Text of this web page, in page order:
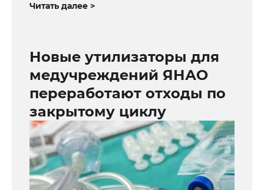
Читать далее >
Новые утилизаторы для
медучреждений ЯНАО
переработают отходы по
закрытому циклу